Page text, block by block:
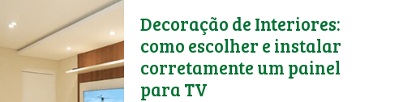
Decoração de Interiores:
como escolher e instalar
corretamente um painel
para TV